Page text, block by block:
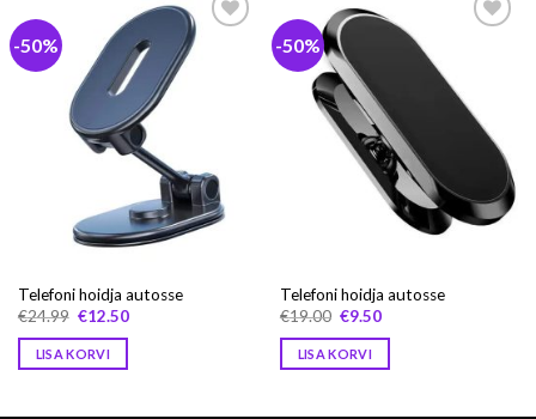
-50%
Telefoni hoidja autosse
€24.99 Algne
oli:
€24.99.
€12.50Praegune
LISA KORVI
-50%
soovide
hulka
Telefoni hoidja autosse
€19.00 Algne
oli:
€19.00.
€9.50Praegune
on:
LISA KORVI